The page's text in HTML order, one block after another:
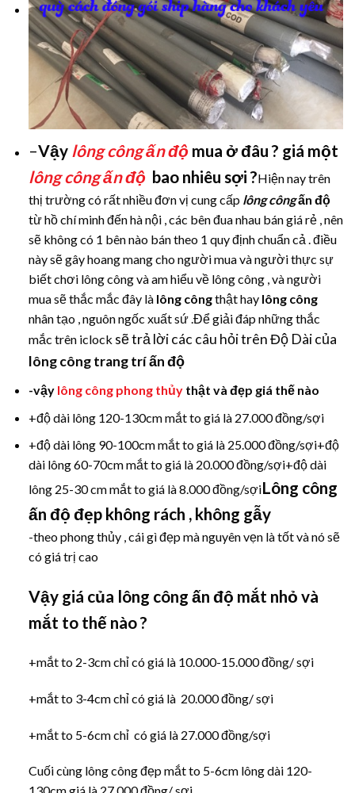
–Vậy lông công ấn độ mua ở đâu ? giá một
lông công ấn độ bao nhiêu sợi ?Hiện nay trên
thị trường có rất nhiều đơn vị cung cấp lông côngấn độ
từ hồ chí minh đến hà nội , các bên đua nhau bán giá rẻ , nên
sẽ không có 1 bên nào bán theo 1 quy định chuẩn cả . điều
này sẽ gây hoang mang cho người mua và người thực sự
biết chơi lông công và am hiểu về lông công , và người
mua sẽ thắc mắc đây là lông côngthật hay lông công
nhân tạo , nguôn ngốc xuất sứ .Để giải đáp những thắc
mắc trên iclock sẽ trả lời các câu hỏi trên Độ Dài của
lông công trang trí ấn độ
-vậy lông công phong thủythật và đẹp giá thế nào
+độ dài lông 120-130cm mắt to giá là 27.000 đồng/sợi
+độ dài lông 90-100cm mắt to giá là 25.000 đồng/sợi+độ
dài lông 60-70cm mắt to giá là 20.000 đồng/sợi+độ dài
lông 25-30 cm mắt to giá là 8.000 đồng/sợiLông công
ấn độ đẹp không rách , không gẫy
-theo phong thủy , cái gì đẹp mà nguyên vẹn là tốt và nó sẽ
có giá trị cao
Vậy giá của lông công ấn độ mắt nhỏ và
mắt to thế nào ?
+mắt to 2-3cm chỉ có giá là 10.000-15.000 đồng/ sợi
+mắt to 3-4cm chỉ có giá là 20.000 đồng/ sợi
+mắt to 5-6cm chỉ có giá là 27.000 đồng/sợi
Cuối cùng lông công đẹp mắt to 5-6cm lông dài 120-